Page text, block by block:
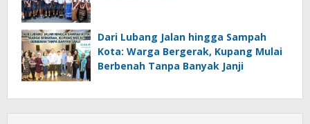
Dari Lubang Jalan hingga Sampah
Kota: Warga Bergerak, Kupang Mulai
Berbenah Tanpa Banyak Janji